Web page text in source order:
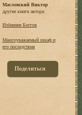
Масловский Виктор
другие книги автора:
Избиение Боггов
Многоуважаемый шкаф и
его последствия
Поделиться